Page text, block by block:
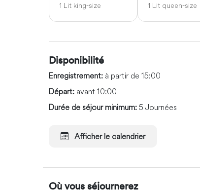
1 Lit king-size 1 Lit queen-size
Disponibilité
Enregistrement: à partir de 15:00
Départ: avant 10:00
Durée de séjour minimum: 5 Journées
Afficher le calendrier
Où vous séjournerez